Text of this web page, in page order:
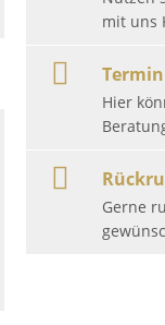
mit uns
Hier
Gerne